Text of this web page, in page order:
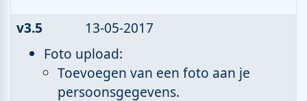
v3.5
13-05-2017
Foto upload:
Toevoegen van een foto aan je
persoonsgegevens.